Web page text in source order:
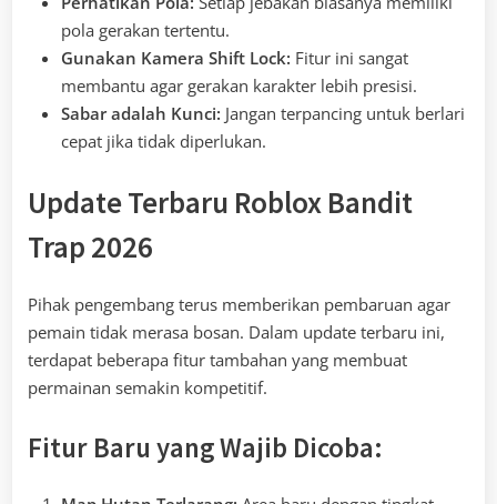
pola gerakan tertentu.
Gunakan Kamera Shift Lock: Fitur ini sangat
membantu agar gerakan karakter lebih presisi.
Sabar adalah Kunci: Jangan terpancing untuk berlari
cepat jika tidak diperlukan.
Update Terbaru Roblox Bandit
Trap 2026
Pihak pengembang terus memberikan pembaruan agar
pemain tidak merasa bosan. Dalam update terbaru ini,
terdapat beberapa fitur tambahan yang membuat
permainan semakin kompetitif.
Fitur Baru yang Wajib Dicoba: